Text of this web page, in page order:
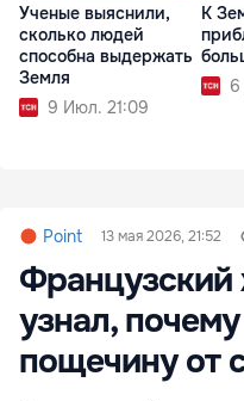
Ученые выяснили,
сколько людей
способна выдержать
Земля
9 Июл. 21:09
К
6
Point 13 мая 2026, 21:52
Французский
узнал,
пощечину от